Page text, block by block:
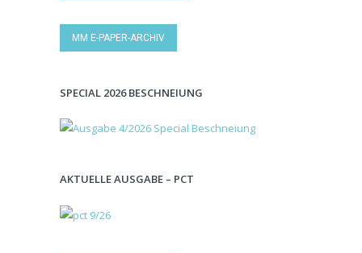
MM E-PAPER-ARCHIV
SPECIAL 2026 BESCHNEIUNG
AKTUELLE AUSGABE – PCT